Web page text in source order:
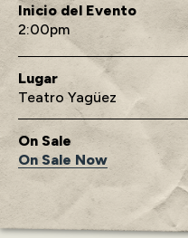
Inicio del Evento
2:00
Lugar
Teatro Yagüez
On Sale
On Sale Now